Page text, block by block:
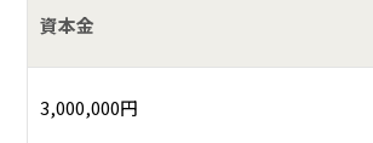
資本金
3,000,000円